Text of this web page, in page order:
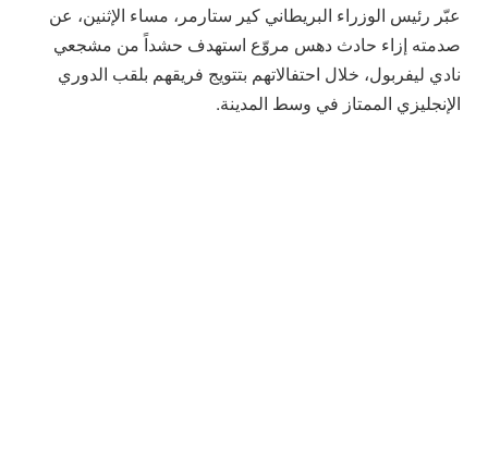
عبّر رئيس الوزراء البريطاني كير ستارمر، مساء الإثنين، عن
صدمته إزاء حادث دهس مروّع استهدف حشداً من مشجعي
نادي ليفربول، خلال احتفالاتهم بتتويج فريقهم بلقب الدوري
الإنجليزي الممتاز في وسط المدينة.